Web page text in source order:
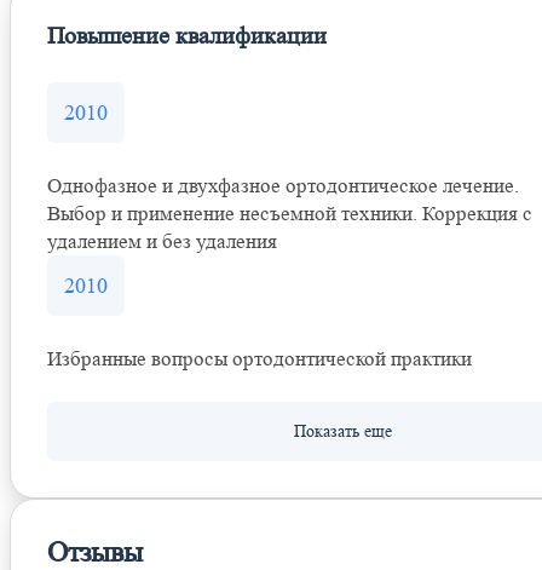
Повышение квалификации
2010
Однофазное и двухфазное ортодонтическое лечение.
Выбор и применение несъемной техники. Коррекция с
удалением и без удаления
2010
Избранные вопросы ортодонтической практики
Отзывы